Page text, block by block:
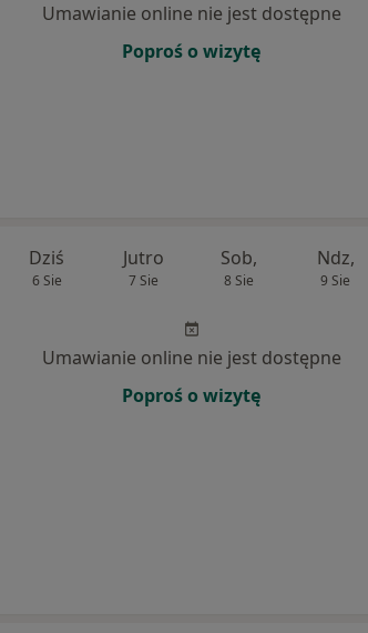
Umawianie online nie jest dostępne
Poproś o wizytę
Dziś
6 Sie
Jutro
7 Sie
Sob,
8 Sie
Ndz,
9 Sie
Umawianie online nie jest dostępne
Poproś o wizytę